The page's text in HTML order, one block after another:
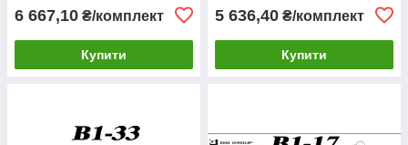
6 667,10 ₴/комплект
Купити
5 636,40 ₴/комплект
Купити